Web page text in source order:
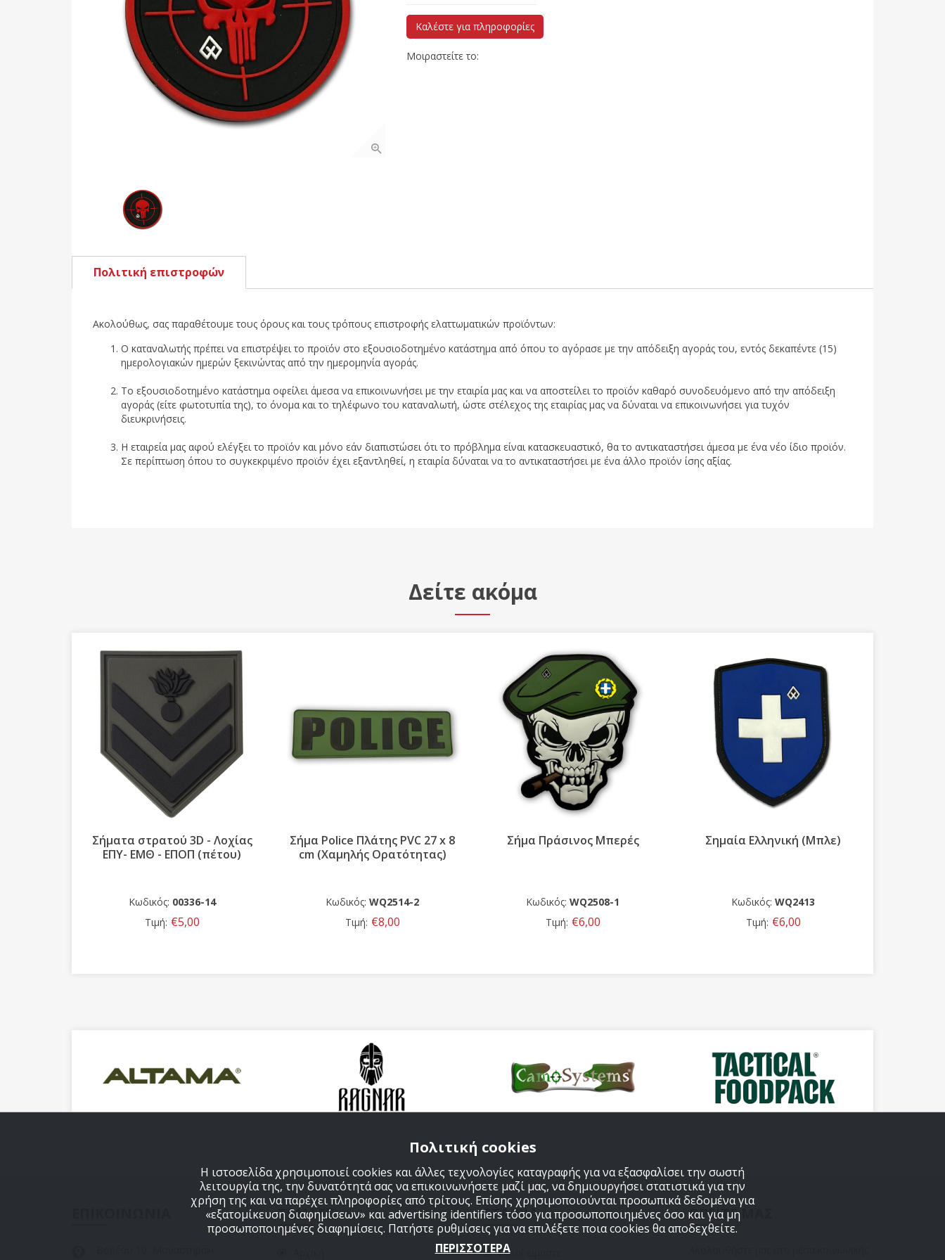
Καλέστε για πληροφορίες
Μοιραστείτε το:
Πολιτική επιστροφών
Ακολούθως, σας παραθέτουμε τους όρους και τους τρόπους επιστροφής ελαττωματικών προϊόντων:
Ο καταναλωτής πρέπει να επιστρέψει το προϊόν στο εξουσιοδοτημένο κατάστημα από όπου το αγόρασε με την απόδειξη αγοράς του, εντός δεκαπέντε (15)
ημερολογιακών ημερών ξεκινώντας από την ημερομηνία αγοράς.
Το εξουσιοδοτημένο κατάστημα οφείλει άμεσα να επικοινωνήσει με την εταιρία μας και να αποστείλει το προϊόν καθαρό συνοδευόμενο από την απόδειξη
αγοράς (είτε φωτοτυπία της), το όνομα και το τηλέφωνο του καταναλωτή, ώστε στέλεχος της εταιρίας μας να δύναται να επικοινωνήσει για τυχόν
διευκρινήσεις.
Η εταιρεία μας αφού ελέγξει το προϊόν και μόνο εάν διαπιστώσει ότι το πρόβλημα είναι κατασκευαστικό, θα το αντικαταστήσει άμεσα με ένα νέο ίδιο προϊόν.
Σε περίπτωση όπου το συγκεκριμένο προϊόν έχει εξαντληθεί, η εταιρία δύναται να το αντικαταστήσει με ένα άλλο προϊόν ίσης αξίας.
Δείτε ακόμα
Σήματα στρατού 3D - Λοχίας
ΕΠΥ- ΕΜΘ - ΕΠΟΠ (πέτου)
Κωδικός: 00336-14
Τιμή: €5,00
Σήμα Police Πλάτης PVC 27 x 8
cm (Χαμηλής Ορατότητας)
Κωδικός: WQ2514-2
Τιμή: €8,00
Σήμα Πράσινος Μπερές
Κωδικός: WQ2508-1
Τιμή: €6,00
Σημαία Ελληνική (Μπλε)
Κωδικός: WQ2413
Τιμή: €6,00
ΣΕΛΙΔΕΣ ΕΤΑΙΡΙΑ
Ποιοί είμαστε
ΒΡΕΙΤΕ ΜΑΣ
Πολιτική cookies
Η ιστοσελίδα χρησιμοποιεί cookies και άλλες τεχνολογίες καταγραφής για να εξασφαλίσει την σωστή
λειτουργία της, την δυνατότητά σας να επικοινωνήσετε μαζί μας, να δημιουργήσει στατιστικά για την
χρήση της και να παρέχει πληροφορίες από τρίτους. Επίσης χρησιμοποιούνται προσωπικά δεδομένα για
«εξατομίκευση διαφημίσεων» και advertising identifiers τόσο για προσωποποιημένες όσο και για μη
προσωποποιημένες διαφημίσεις. Πατήστε ρυθμίσεις για να επιλέξετε ποια cookies θα αποδεχθείτε.
ΠΕΡΙΣΣΟΤΕΡΑ